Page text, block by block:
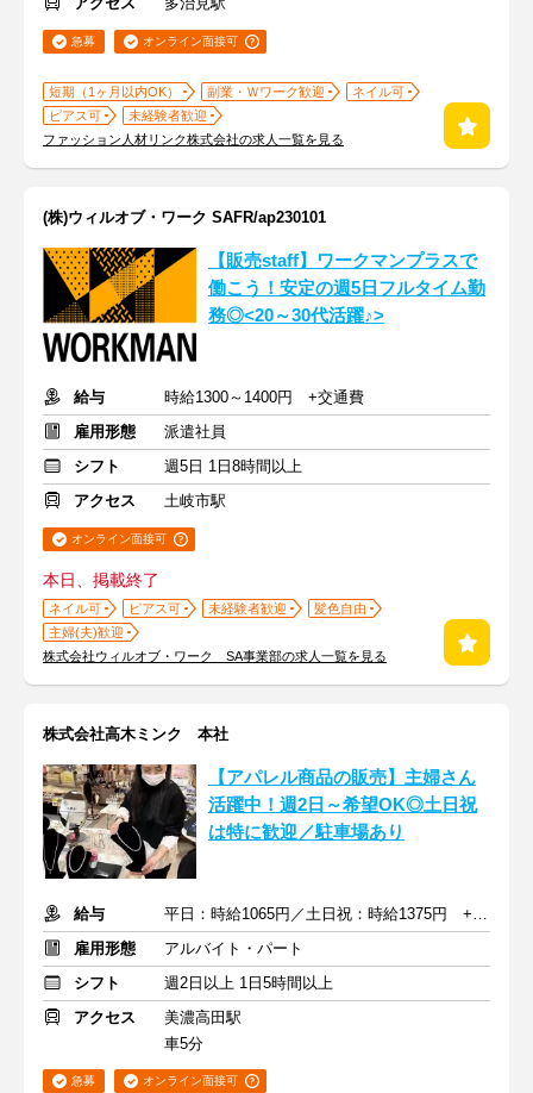
急募 オンライン面接可
短期（1ヶ月以内OK） 副業・Ｗワーク歓迎
ネイル可
ピアス可
未経験者歓迎
ファッション人材リンク株式会社の求人一覧を見る
(株)ウィルオブ・ワーク SAFR/ap230101
【販売staff】ワークマンプラスで
働こう！安定の週5日フルタイム勤
務◎<20～30代活躍♪>
給与
時給1300～1400円 +交通費
雇用形態
派遣社員
シフト
週5日 1日8時間以上
アクセス
土岐市駅
オンライン面接可
本日、掲載終了
ネイル可 ピアス可 未経験者歓迎
髪色自由
主婦(夫)歓迎
株式会社ウィルオブ・ワーク SA事業部の求人一覧を見る
株式会社高木ミンク 本社
【アパレル商品の販売】主婦さん
活躍中！週2日～希望OK◎土日祝
は特に歓迎／駐車場あり
給与
平日：時給1065円／土日祝：時給1375円 +交通費
雇用形態
アルバイト・パート
シフト
週2日以上 1日5時間以上
アクセス
美濃高田駅
車5分
急募 オンライン面接可